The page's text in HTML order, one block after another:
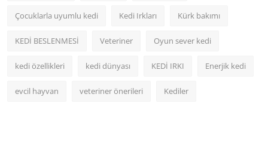
Çocuklarla uyumlu kedi Kedi Irkları Kürk bakımı
KEDİ BESLENMESİ Veteriner Oyun sever kedi
kedi özellikleri kedi dünyası KEDİ IRKI Enerjik kedi
evcil hayvan veteriner önerileri Kediler